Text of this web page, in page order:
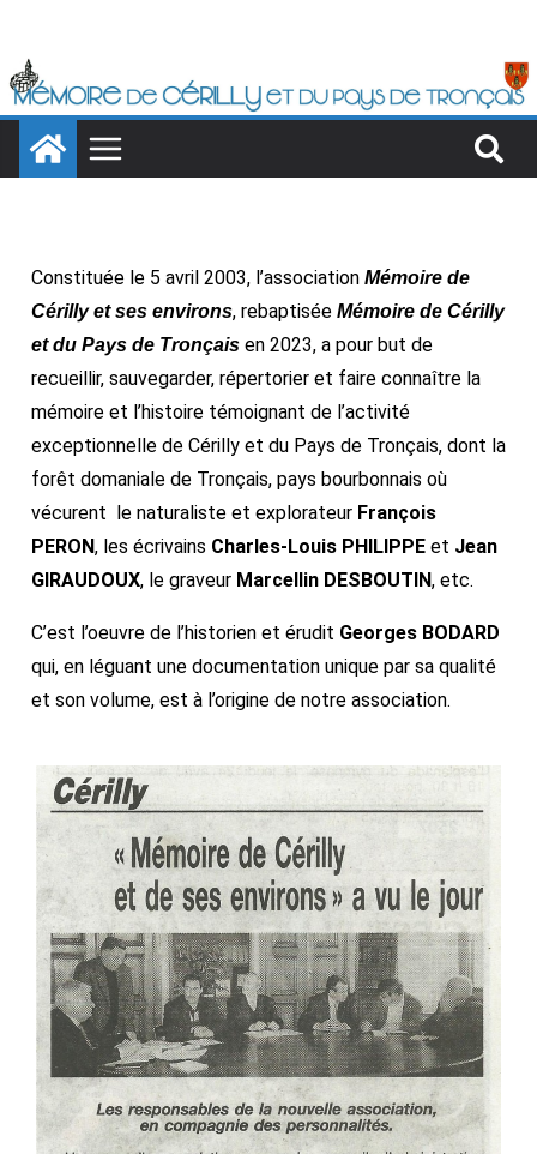
Constituée le 5 avril 2003, l’association Mémoire de
Cérilly et ses environs, rebaptisée Mémoire de Cérilly
et du Pays de Tronçais en 2023, a pour but de
recueillir, sauvegarder, répertorier et faire connaître la
mémoire et l’histoire témoignant de l’activité
exceptionnelle de Cérilly et du Pays de Tronçais, dont la
forêt domaniale de Tronçais, pays bourbonnais où
vécurent le naturaliste et explorateur François
PERON, les écrivains Charles-Louis PHILIPPE et Jean
GIRAUDOUX, le graveur Marcellin DESBOUTIN, etc.
C’est l’oeuvre de l’historien et érudit Georges BODARD
qui, en léguant une documentation unique par sa qualité
et son volume, est à l’origine de notre association.